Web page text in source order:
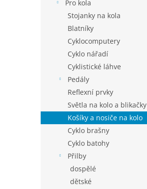
Pro kola
Stojanky na kola
Blatníky
Cyklocomputery
Cyklo nářadí
Cyklistické láhve
Pedály
Reflexní prvky
Světla na kolo a blikačky
Košíky a nosiče na kolo
Cyklo brašny
Cyklo batohy
Přilby
dospělé
dětské